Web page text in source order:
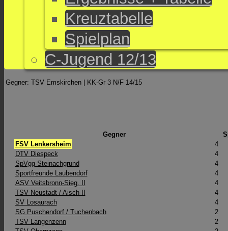
Kreuztabelle
Spielplan
C-Jugend 12/13
Gegner: TSV Emskirchen | KK-Gr 3 N/F 14/15
Gegner
FSV Lenkersheim
4
DTV Diespeck
4
SpVgg Steinachgrund
4
Sportfreunde Laubendorf
4
ASV Veitsbronn-Sieg. II
4
TSV Neustadt / Aisch II
4
SV Losaurach
4
SG Puschendorf / Tuchenbach
2
TSV Langenzenn
2